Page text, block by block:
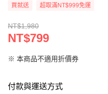
買就送 超取滿NT$999免運
NT$1,980
NT$799
※ 本商品不適用折價券
付款與運送方式